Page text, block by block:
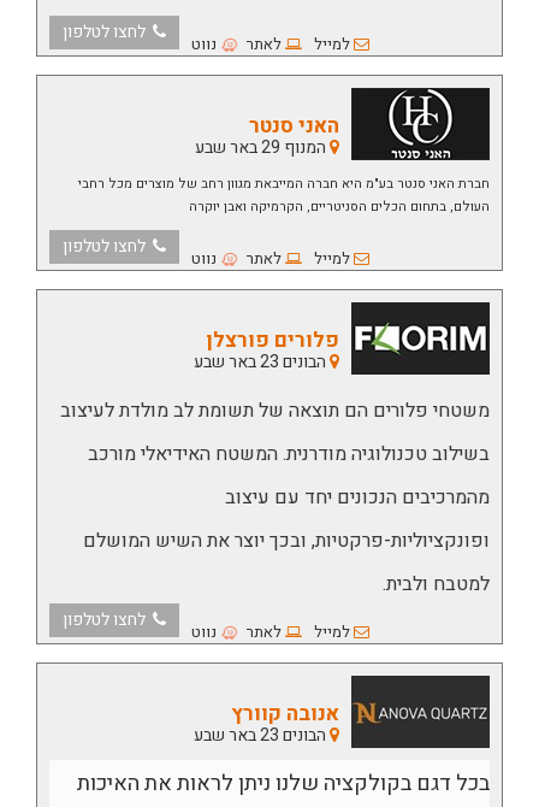
למייל לאתר נווט לחצו לטלפון
האני סנטר
המנוף 29 באר שבע
חברת האני סנטר בע"מ היא חברה המייבאת מגוון רחב של מוצרים מכל רחבי
העולם, בתחום הכלים הסניטריים, הקרמיקה ואבן יוקרה
למייל לאתר נווט לחצו לטלפון
פלורים פורצלן
הבונים 23 באר שבע
משטחי פלורים הם תוצאה של תשומת לב מולדת לעיצוב
בשילוב טכנולוגיה מודרנית. המשטח האידיאלי מורכב
מהמרכיבים הנכונים יחד עם עיצוב
ופונקציוליות-פרקטיות, ובכך יוצר את השיש המושלם
למטבח ולבית.
למייל לאתר נווט לחצו לטלפון
אנובה קוורץ
הבונים 23 באר שבע
בכל דגם בקולקציה שלנו ניתן לראות את האיכות